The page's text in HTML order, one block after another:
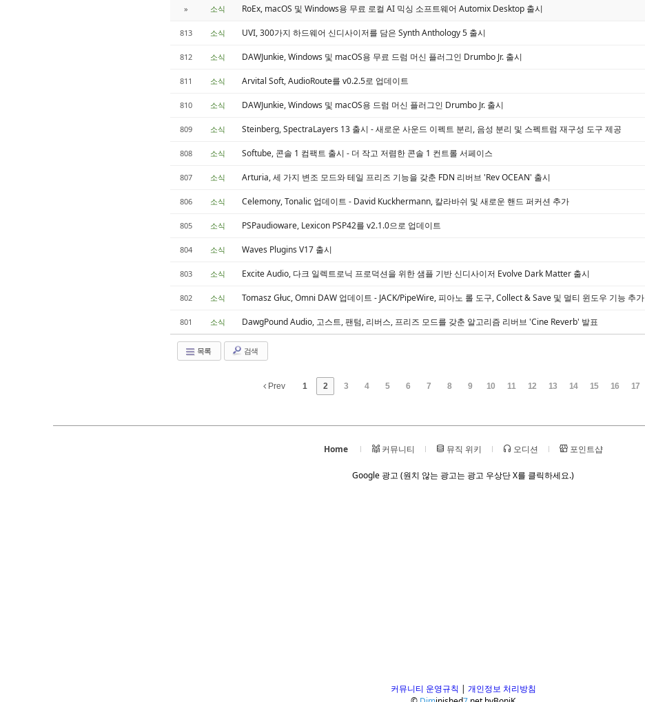
» 소식 RoEx, macOS 및 Windows용 무료 로컬 AI 믹싱 소프트웨어 Automix Desktop 출시
813 소식 UVI, 300가지 하드웨어 신디사이저를 담은 Synth Anthology 5 출시
812 소식 DAWJunkie, Windows 및 macOS용 무료 드럼 머신 플러그인 Drumbo Jr. 출시
811 소식 Arvital Soft, AudioRoute를 v0.2.5로 업데이트
810 소식 DAWJunkie, Windows 및 macOS용 드럼 머신 플러그인 Drumbo Jr. 출시
809 소식 Steinberg, SpectraLayers 13 출시 - 새로운 사운드 이펙트 분리, 음성 분리 및 스펙트럼 재구성 도구 제공
808 소식 Softube, 콘솔 1 컴팩트 출시 - 더 작고 저렴한 콘솔 1 컨트롤 서페이스
807 소식 Arturia, 세 가지 변조 모드와 테일 프리즈 기능을 갖춘 FDN 리버브 'Rev OCEAN' 출시
806 소식 Celemony, Tonalic 업데이트 - David Kuckhermann, 칼라바쉬 및 새로운 핸드 퍼커션 추가
805 소식 PSPaudioware, Lexicon PSP42를 v2.1.0으로 업데이트
804 소식 Waves Plugins V17 출시
803 소식 Excite Audio, 다크 일렉트로닉 프로덕션을 위한 샘플 기반 신디사이저 Evolve Dark Matter 출시
802 소식 Tomasz Głuc, Omni DAW 업데이트 - JACK/PipeWire, 피아노 롤 도구, Collect & Save 및 멀티 윈도우 기능 추가
801 소식 DawgPound Audio, 고스트, 팬텀, 리버스, 프리즈 모드를 갖춘 알고리즘 리버브 'Cine Reverb' 발표
목록 검색
Prev 1 2 3 4 5 6 7 8 9 10 11 12 13 14 15 16 17
Home 커뮤니티 뮤직 위키 오디션 포인트샵
Google 광고 (원치 않는 광고는 광고 우상단 X를 클릭하세요.)
커뮤니티 운영규칙 | 개인정보 처리방침